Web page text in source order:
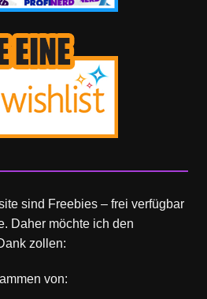
sind Freebies – frei verfügbar
Daher möchte ich den
zollen:
von: